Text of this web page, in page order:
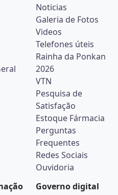
Noticias
Galeria de Fotos
Videos
Telefones úteis
Rainha da Ponkan
2026
VTN
Pesquisa de
Satisfação
Estoque Fármacia
Perguntas
Frequentes
Redes Sociais
Ouvidoria
Governo digital